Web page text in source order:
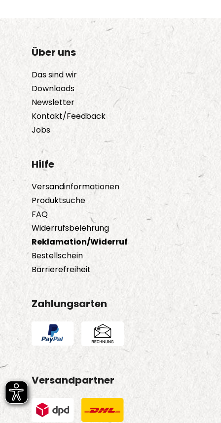
Über uns
Das sind wir
Downloads
Newsletter
Kontakt/Feedback
Jobs
Hilfe
Versandinformationen
Produktsuche
FAQ
Widerrufsbelehrung
Reklamation/Widerruf
Bestellschein
Barrierefreiheit
Zahlungsarten
Versandpartner